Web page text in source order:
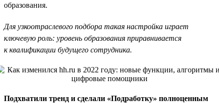
образования.
Для узкоотраслевого подбора такая настройка играет
ключевую роль: уровень образования приравнивается
к квалификации будущего сотрудника.
Подхватили тренд и сделали «Подработку» полноценным